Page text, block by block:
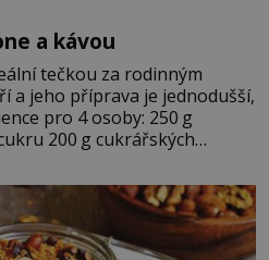
a kávou
tečkou za rodinným
a jeho příprava je jednodušší,
pro 4 osoby: 250 g
žloutky od bílků. Žloutky
pěny a postupně do nich
vznikl hladký